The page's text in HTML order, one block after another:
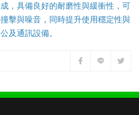
，具備良好的耐磨性與緩衝性，可
擊與噪音，同時提升使用穩定性與
及通訊設備。